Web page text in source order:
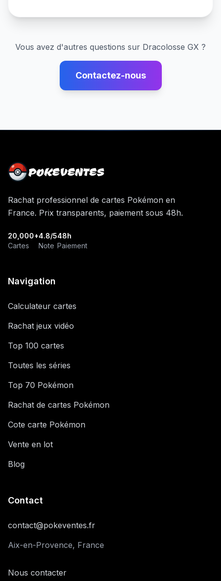
Vous avez d'autres questions sur Dracolosse GX ?
Contactez-nous
POKEVENTES
Rachat professionnel de cartes Pokémon en
France. Prix transparents, paiement sous 48h.
20,000+
Cartes
4.8/5
Note
48h
Paiement
Navigation
Calculateur cartes
Rachat jeux vidéo
Top 100 cartes
Toutes les séries
Top 70 Pokémon
Rachat de cartes Pokémon
Cote carte Pokémon
Vente en lot
Blog
Contact
contact@pokeventes.fr
Aix-en-Provence, France
Nous contacter